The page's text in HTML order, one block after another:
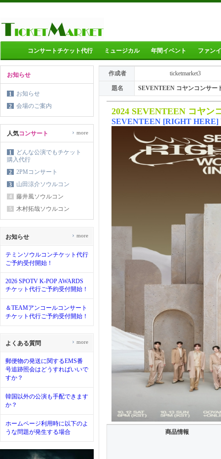
コンサートチケット代行 ミュージカル 年間イベント ファン
お知らせ
1
お知らせ
2
会場のご案内
人気コンサート
1
どんな公演でもチケット
購入代行
2
2PMコンサート
3
山田涼介ソウルコン
4 藤井風ソウルコン
5 木村拓哉ソウルコン
› more
お知らせ
テミンソウルコンチケット代行
ご予約受付開始！
2026 SPOTV K-POP AWARDS
チケット代行ご予約受付開始！
＆TEAMアンコールコンサート
チケット代行ご予約受付開始！
› more
よくある質問
郵便物の発送に関するEMS番
号追跡照会はどうすればいいで
すか？
韓国以外の公演も手配できます
か？
ホームページ利用時に以下のよ
うな問題が発生する場合
› more
作成者 ticketmarket3
題名 SEVENTEEN コヤンコンサー
2024 SEVENTEEN コヤン
SEVENTEEN [RIGHT
商品情報